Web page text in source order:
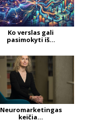
Ko verslas gali
pasimokyti iš...
Neuromarketingas
keičia...